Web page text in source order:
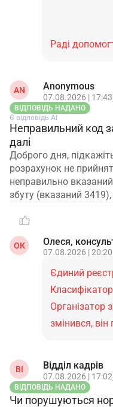
Раді
AN Anonymous
07.08.2026 | 17:43
ВІДПОВІДЬ НАДАНО
Є відповідь АІ
Неправильний код
далі
Доброго дня,
розрахунок не
неправильно
збуту (вказаний
ОК Олеся,
07.08.2026 | 20:20
Єдиний
Організатор
змінився,
ВІ Відділ кадрів
07.08.2026 | 17:02
ВІДПОВІДЬ НАДАНО
Чи порушуються